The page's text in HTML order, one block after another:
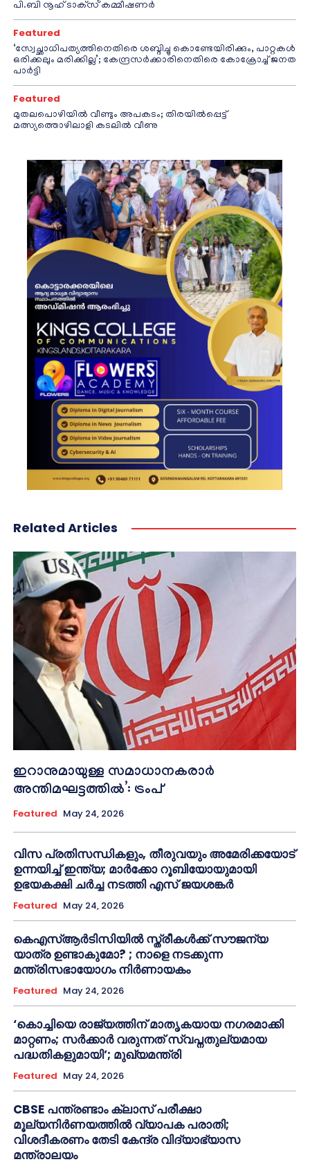
പി.ബി നൂഹ് ടാക്‌സ് കമ്മീഷണര്‍
Featured
‘സ്വേച്ഛാധിപത്യത്തിനെതിരെ ശബ്ദിച്ചു കൊണ്ടേയിരിക്കും, പാറ്റകൾ
ഒരിക്കലും മരിക്കില്ല’; കേന്ദ്രസർക്കാരിനെതിരെ കോക്രോച്ച് ജനത
പാർട്ടി
Featured
മുതലപൊഴിയിൽ വീണ്ടും അപകടം; തിരയിൽപ്പെട്ട്
മത്സ്യത്തൊഴിലാളി കടലിൽ വീണു
Related Articles
ഇറാനുമായുള്ള സമാധാനകരാർ
അന്തിമഘട്ടത്തിൽ‌’: ട്രംപ്
Featured May 24, 2026
വിസ പ്രതിസന്ധികളും, തീരുവയും അമേരിക്കയോട്
ഉന്നയിച്ച് ഇന്ത്യ; മാർക്കോ റൂബിയോയുമായി
ഉഭയകക്ഷി ചർച്ച നടത്തി എസ് ജയശങ്കർ
Featured May 24, 2026
കെഎസ്ആർടിസിയിൽ സ്ത്രീകൾക്ക് സൗജന്യ
യാത്ര ഉണ്ടാകുമോ? ; നാളെ നടക്കുന്ന
മന്ത്രിസഭായോഗം നിർണായകം
Featured May 24, 2026
‘കൊച്ചിയെ രാജ്യത്തിന് മാതൃകയായ നഗരമാക്കി
മാറ്റണം; സർക്കാർ വരുന്നത് സ്വപ്നതുല്യമായ
പദ്ധതികളുമായി’; മുഖ്യമന്ത്രി
Featured May 24, 2026
CBSE പന്ത്രണ്ടാം ക്ലാസ് പരീക്ഷാ
മൂല്യനിർണയത്തിൽ വ്യാപക പരാതി;
വിശദീകരണം തേടി കേന്ദ്ര വിദ്യാഭ്യാസ
മന്ത്രാലയം